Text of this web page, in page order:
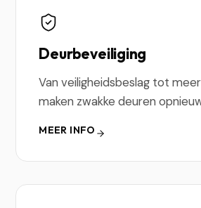
Deurbeveiliging
Van veiligheidsbeslag tot
maken zwakke deuren
MEER INFO